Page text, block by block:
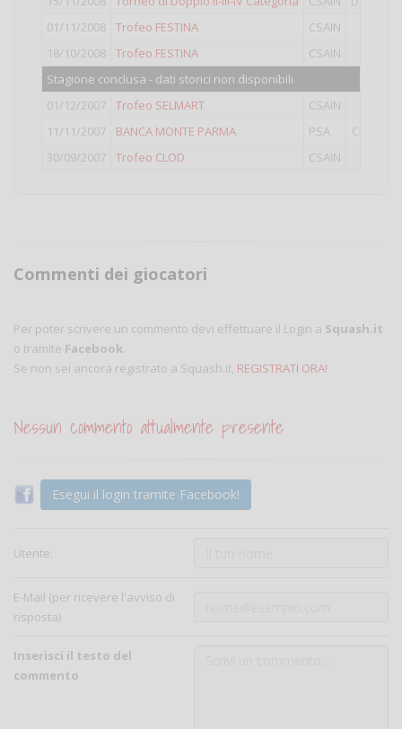
01/11/2008
Trofeo FESTINA CSAIN
18/10/2008
Trofeo FESTINA CSAIN
Stagione conclusa - dati storici non disponibili
01/12/2007
Trofeo SELMART CSAIN
11/11/2007
BANCA MONTE PARMA PSA Closed
30/09/2007
Trofeo CLOD CSAIN
Commenti dei giocatori
Per poter scrivere un commento devi effettuare il Login a Squash.it
o tramite Facebook.
Se non sei ancora registrato a Squash.it, REGISTRATI ORA!
Nessun commento attualmente presente
Esegui il login tramite Facebook!
Utente:
E-Mail (per ricevere l'avviso di
risposta)
Inserisci il testo del
commento